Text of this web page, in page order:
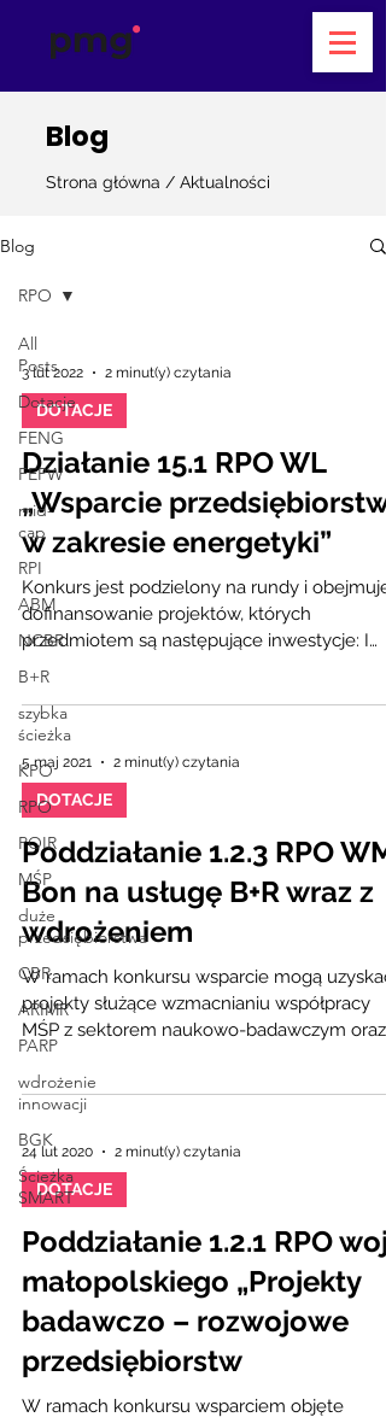
Blog
Strona główna / Aktualności
Blog
All
Posts
Dotacje
FENG
FEPW
mid-
cap
RPI
ABM
NCBR
B+R
szybka
ścieżka
KPO
RPO
POIR
MŚP
duże
przedsiębiorstwa
CBR
ARIMR
PARP
wdrożenie
innowacji
BGK
Ścieżka
SMART
RPO
3 lut 2022 2 minut(y) czytania
DOTACJE
Działanie 15.1 RPO WL
„Wsparcie przedsiębiorstw
w zakresie energetyki”
Konkurs jest podzielony na rundy i obejmuje
dofinansowanie projektów, których
przedmiotem są następujące inwestycje: I
Runda konkursu...
5 maj 2021 2 minut(y) czytania
DOTACJE
Poddziałanie 1.2.3 RPO WM
Bon na usługę B+R wraz z
wdrożeniem
W ramach konkursu wsparcie mogą uzyskać
projekty służące wzmacnianiu współpracy
MŚP z sektorem naukowo-badawczym oraz
proinnowacyjnym...
24 lut 2020 2 minut(y) czytania
DOTACJE
Poddziałanie 1.2.1 RPO woj.
małopolskiego „Projekty
badawczo – rozwojowe
przedsiębiorstw
W ramach konkursu wsparciem objęte